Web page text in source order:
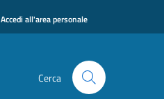
Accedi all'area personale
Cerca